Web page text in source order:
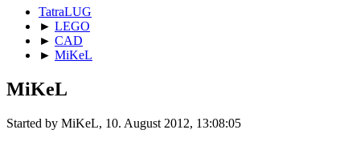
TatraLUG
► LEGO
► CAD
► MiKeL
MiKeL
Started by MiKeL, 10. August 2012, 13:08:05